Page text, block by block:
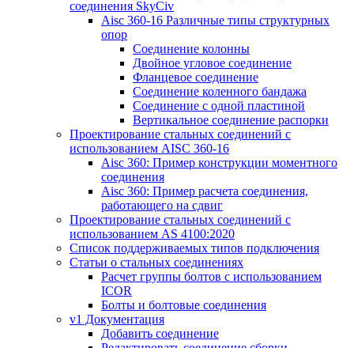
соединения SkyCiv
Aisc 360-16 Различные типы структурных
опор
Соединение колонны
Двойное угловое соединение
Фланцевое соединение
Соединение коленного бандажа
Соединение с одной пластиной
Вертикальное соединение распорки
Проектирование стальных соединений с
использованием AISC 360-16
Aisc 360: Пример конструкции моментного
соединения
Aisc 360: Пример расчета соединения,
работающего на сдвиг
Проектирование стальных соединений с
использованием AS 4100:2020
Список поддерживаемых типов подключения
Статьи о стальных соединениях
Расчет группы болтов с использованием
ICOR
Болты и болтовые соединения
v1 Документация
Добавить соединение